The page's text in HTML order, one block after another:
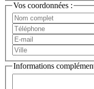
Vos coordonnées :
Informations